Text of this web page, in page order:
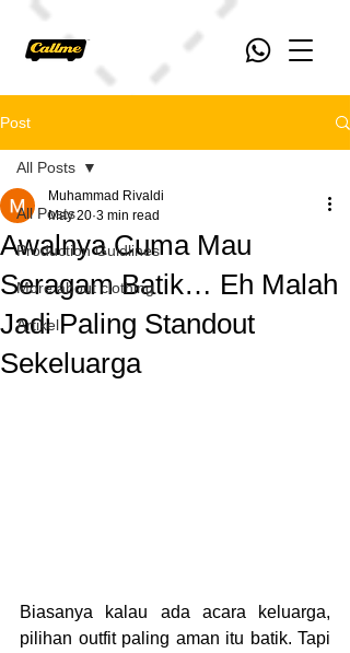
Post
All Posts
Production Guidlines
More about clothing
Artikel
All Posts
Awalnya Cuma Mau
Seragam Batik… Eh Malah
Jadi Paling Standout
Sekeluarga
Muhammad Rivaldi
May 20 3 min read
Biasanya kalau ada acara keluarga,
pilihan outfit paling aman itu batik. Tapi